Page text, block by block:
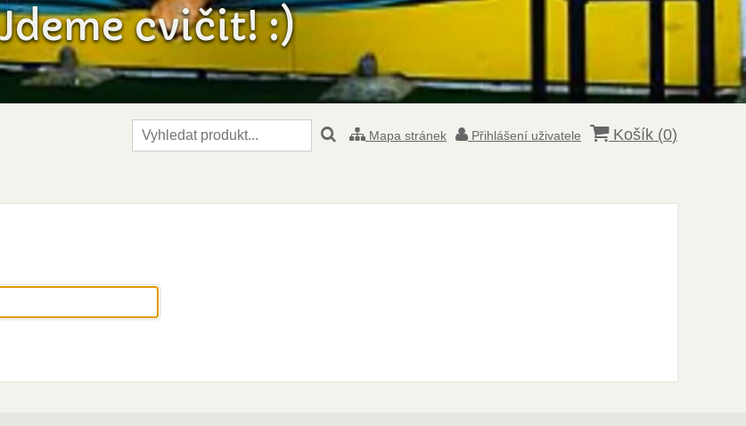
cvičit! :)
Mapa stránek Přihlášení uživatele Košík (0)